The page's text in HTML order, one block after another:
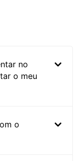
no
o meu
o